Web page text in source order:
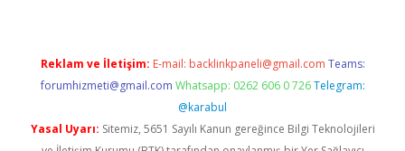
Reklam ve İletişim: E-mail: backlinkpaneli@gmail.com Teams:
forumhizmeti@gmail.com Whatsapp: 0262 606 0 726 Telegram:
@karabul
Yasal Uyarı: Sitemiz, 5651 Sayılı Kanun gereğince Bilgi Teknolojileri